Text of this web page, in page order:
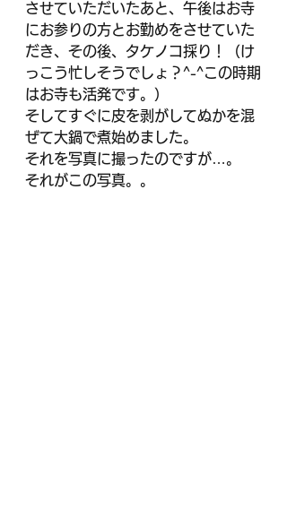
させていただいたあと、午後はお寺
にお参りの方とお勤めをさせていた
だき、その後、タケノコ採り！（け
っこう忙しそうでしょ？^-^この時期
はお寺も活発です。）
そしてすぐに皮を剥がしてぬかを混
ぜて大鍋で煮始めました。
それを写真に撮ったのですが…。
それがこの写真。。